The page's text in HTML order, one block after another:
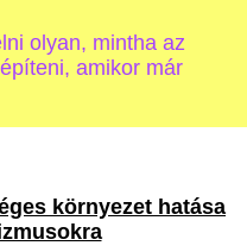
olyan, mintha az
amikor már
környezet hatása